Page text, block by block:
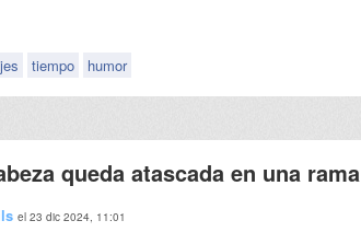
tiempo humor
queda atascada en una rama
el 23 dic 2024, 11:01